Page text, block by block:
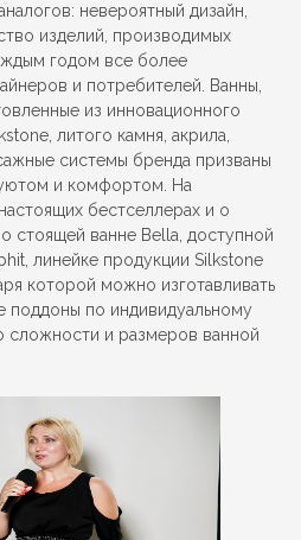
невероятный дизайн,
изделий, производимых
годом все более
и потребителей. Ванны,
из инновационного
литого камня, акрила,
системы бренда призваны
и комфортом. На
бестселлерах и о
стоящей ванне Bella, доступной
линейке продукции Silkstone
которой можно изготавливать
поддоны по индивидуальному
сложности и размеров ванной